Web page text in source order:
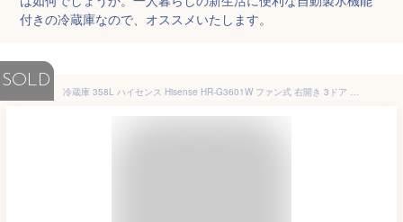
付きの冷蔵庫なので、オススメいたします。
SOLD
冷蔵庫 358L ハイセンス Hisense HR-G3601W ファン式 右開き 3ドア 大容量 たっぷり収納 ドアポケット充実 自動製氷 真ん中野菜室 スライド2段式 急凍モード搭載 凍らせず保存 微氷結 買い替え ホワイト ガラス エクプラ特選